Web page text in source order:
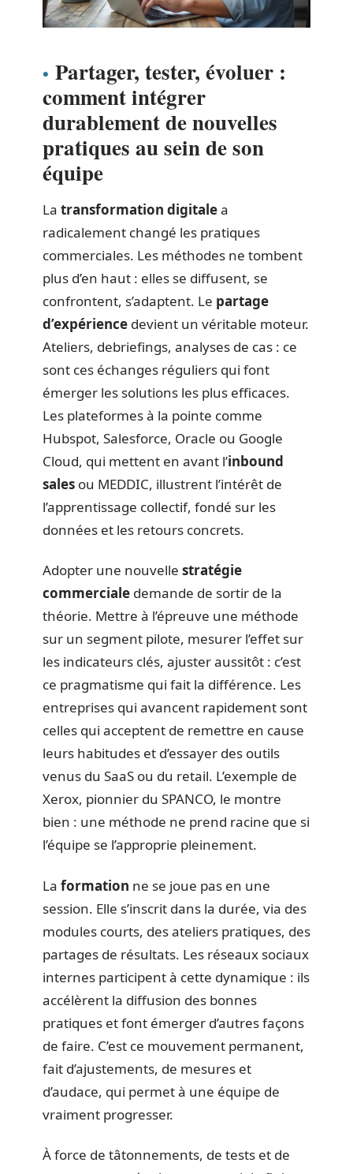
Partager, tester, évoluer :
comment intégrer
durablement de nouvelles
pratiques au sein de son
équipe
La transformation digitalea
radicalement changé les pratiques
commerciales. Les méthodes ne tombent
plus d’en haut : elles se diffusent, se
confrontent, s’adaptent. Le partage
d’expérience devient un véritable moteur.
Ateliers, debriefings, analyses de cas : ce
sont ces échanges réguliers qui font
émerger les solutions les plus efficaces.
Les plateformes à la pointe comme
Hubspot, Salesforce, Oracle ou Google
Cloud, qui mettent en avant l’inbound
sales ou MEDDIC, illustrent l’intérêt de
l’apprentissage collectif, fondé sur les
données et les retours concrets.
Adopter une nouvelle stratégie
commerciale demande de sortir de la
théorie. Mettre à l’épreuve une méthode
sur un segment pilote, mesurer l’effet sur
les indicateurs clés, ajuster aussitôt : c’est
ce pragmatisme qui fait la différence. Les
entreprises qui avancent rapidement sont
celles qui acceptent de remettre en cause
leurs habitudes et d’essayer des outils
venus du SaaS ou du retail. L’exemple de
Xerox, pionnier du SPANCO, le montre
bien : une méthode ne prend racine que si
l’équipe se l’approprie pleinement.
La formation ne se joue pas en une
session. Elle s’inscrit dans la durée, via des
modules courts, des ateliers pratiques, des
partages de résultats. Les réseaux sociaux
internes participent à cette dynamique : ils
accélèrent la diffusion des bonnes
pratiques et font émerger d’autres façons
de faire. C’est ce mouvement permanent,
fait d’ajustements, de mesures et
d’audace, qui permet à une équipe de
vraiment progresser.
À force de tâtonnements, de tests et de